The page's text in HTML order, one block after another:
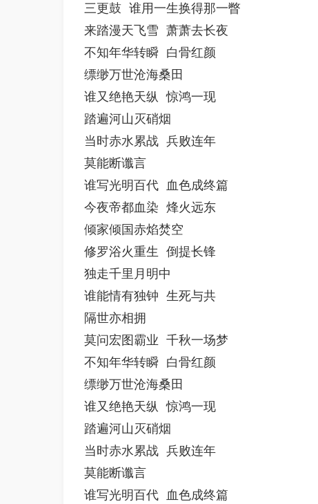
三更鼓 谁用一生换得那一瞥
来踏漫天飞雪 萧萧去长夜
不知年华转瞬 白骨红颜
缥缈万世沧海桑田
谁又绝艳天纵 惊鸿一现
踏遍河山灭硝烟
当时赤水累战 兵败连年
莫能断谶言
谁写光明百代 血色成终篇
今夜帝都血染 烽火远东
倾家倾国赤焰焚空
修罗浴火重生 倒提长锋
独走千里月明中
谁能情有独钟 生死与共
隔世亦相拥
莫问宏图霸业 千秋一场梦
不知年华转瞬 白骨红颜
缥缈万世沧海桑田
谁又绝艳天纵 惊鸿一现
踏遍河山灭硝烟
当时赤水累战 兵败连年
莫能断谶言